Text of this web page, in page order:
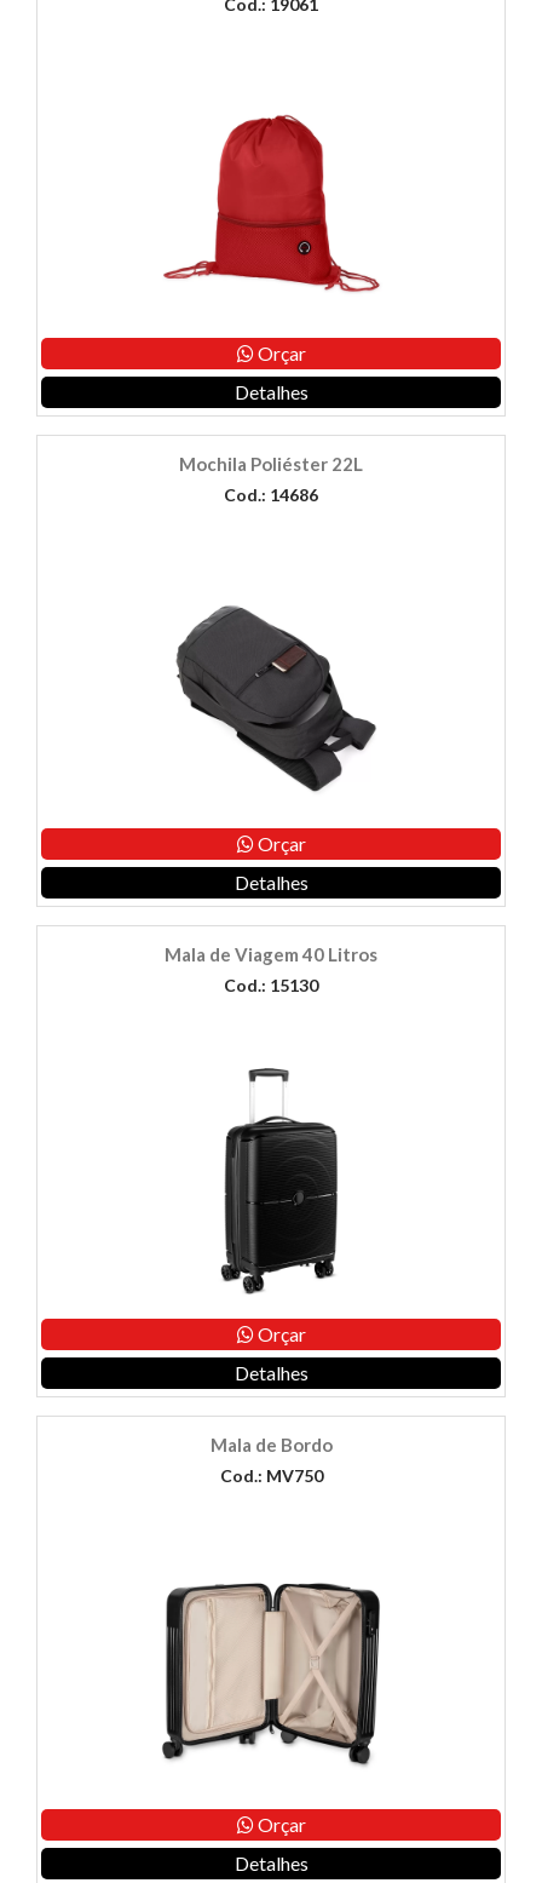
Cod.: 19061
Orçar
Detalhes
Mochila Poliéster 22L
Cod.: 14686
Orçar
Detalhes
Mala de Viagem 40 Litros
Cod.: 15130
Orçar
Detalhes
Mala de Bordo
Cod.: MV750
Orçar
Detalhes